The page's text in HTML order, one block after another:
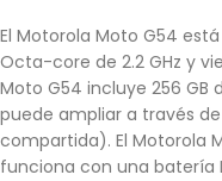
El Motorola Moto G54
Octa-core de 2.2 GHz y
Moto G54 incluye 256
puede ampliar a través
compartida). El Motorola
funciona con una batería